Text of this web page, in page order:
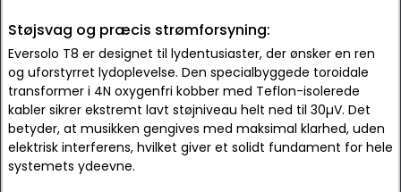
Støjsvag og præcis strømforsyning:
Eversolo T8 er designet til lydentusiaster, der ønsker en ren
og uforstyrret lydoplevelse. Den specialbyggede toroidale
transformer i 4N oxygenfri kobber med Teflon-isolerede
kabler sikrer ekstremt lavt støjniveau helt ned til 30µV. Det
betyder, at musikken gengives med maksimal klarhed, uden
elektrisk interferens, hvilket giver et solidt fundament for hele
systemets ydeevne.